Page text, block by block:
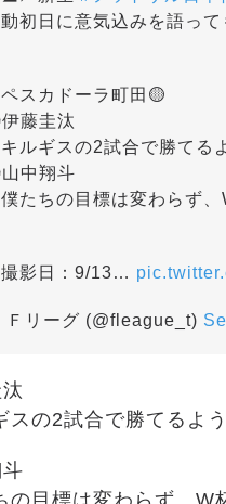
初日に意気込みを語って
スカドーラ町田🟡
藤圭汰
キルギスの2試合で勝てる
中翔斗
僕たちの目標は変わらず
影日：9/13…
リーグ (@fleague_t)
スの2試合で勝てるよ
の目標は変わらず、W